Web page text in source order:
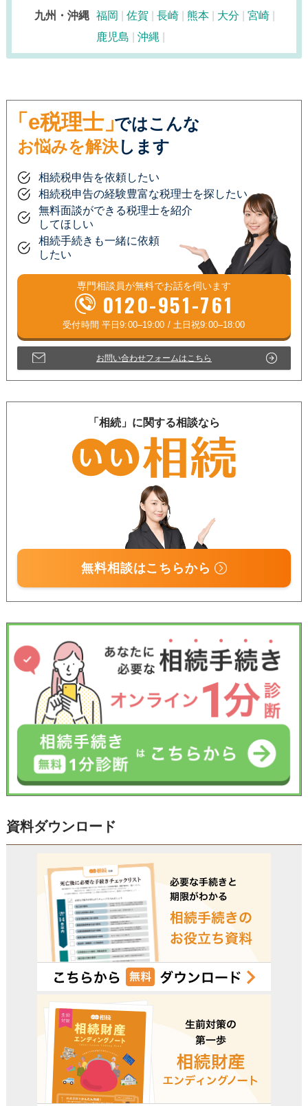
九州・沖縄 福岡 佐賀 長崎 熊本 大分
宮崎
鹿児島
沖縄
「e税理士」ではこんな
お悩みを解決します
相続税申告を依頼したい
相続税申告の経験豊富な税理士を探したい
無料面談ができる税理士を紹介
してほしい
相続手続きも一緒に依頼
したい
専門相談員が無料でお話を伺います
0120-951-761
受付時間 平日9:00–19:00 / 土日祝9:00–18:00
お問い合わせフォームはこちら
「相続」に関する相談なら
無料相談はこちらから
資料ダウンロード